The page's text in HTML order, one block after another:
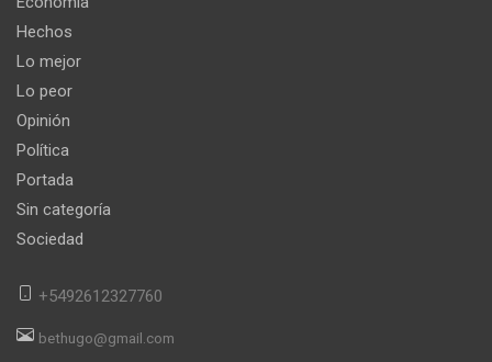
Hechos
Lo mejor
Lo peor
Opinión
Política
Portada
Sin categoría
Sociedad
+5492612327760
bethugo@gmail.com